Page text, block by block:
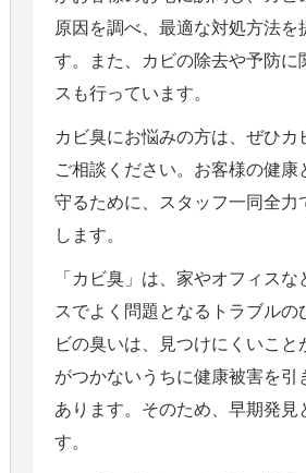
原因を調べ、最適な対処方法を
す。また、カビの除去や予防に
スも行っています。
カビ臭にお悩みの方は、ぜひカ
ご相談ください。お客様の健康
守るために、スタッフ一同全力
します。
「カビ臭」は、家やオフィス
スでよく問題となるトラブルの
ビの臭いは、見つけにくいこと
がつかないうちに健康被害を引
あります。そのため、早期発見
す。